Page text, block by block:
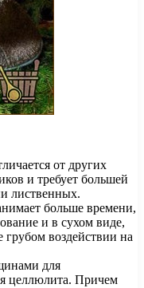
от других
и требует большей
лиственных.
больше времени,
и в сухом виде,
грубом воздействии на
для
целлюлита. Причем